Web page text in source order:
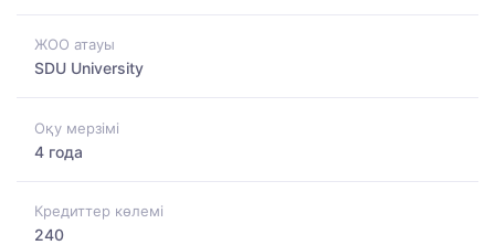
ЖОО атауы
SDU University
Оқу мерзімі
4 года
Кредиттер көлемі
240